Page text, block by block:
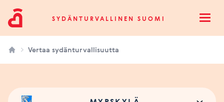
Sydänturvallinen SuomiSYDÄNTURVALLINEN SUOMI
Vertaa sydänturvallisuutta